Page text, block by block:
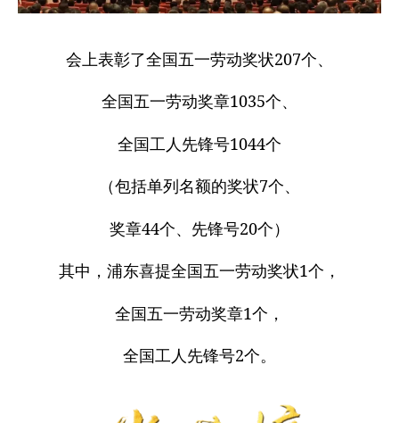
会上表彰了全国五一劳动奖状207个、
全国五一劳动奖章1035个、
全国工人先锋号1044个
（包括单列名额的奖状7个、
奖章44个、先锋号20个）
其中，浦东喜提全国五一劳动奖状1个，
全国五一劳动奖章1个，
全国工人先锋号2个。